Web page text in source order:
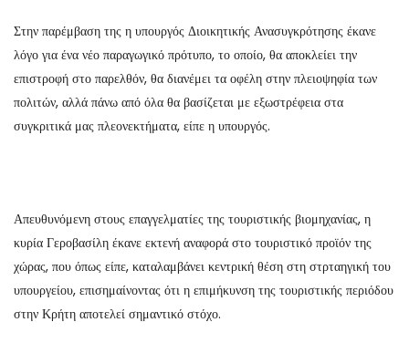
Στην παρέμβαση της η υπουργός Διοικητικής Ανασυγκρότησης έκανε
λόγο για ένα νέο παραγωγικό πρότυπο, το οποίο, θα αποκλείει την
επιστροφή στο παρελθόν, θα διανέμει τα οφέλη στην πλειοψηφία των
πολιτών, αλλά πάνω από όλα θα βασίζεται με εξωστρέφεια στα
συγκριτικά μας πλεονεκτήματα, είπε η υπουργός.
Απευθυνόμενη στους επαγγελματίες της τουριστικής βιομηχανίας, η
κυρία Γεροβασίλη έκανε εκτενή αναφορά στο τουριστικό προϊόν της
χώρας, που όπως είπε, καταλαμβάνει κεντρική θέση στη στρταηγική του
υπουργείου, επισημαίνοντας ότι η επιμήκυνση της τουριστικής περιόδου
στην Κρήτη αποτελεί σημαντικό στόχο.